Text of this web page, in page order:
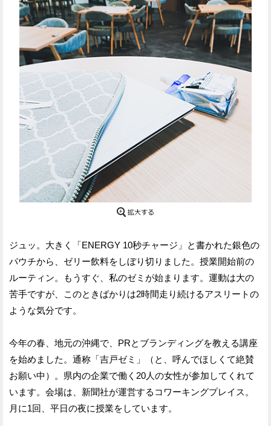
ジュッ。大きく「ENERGY 10秒チャージ」と書かれた銀色の
パウチから、ゼリー飲料をしぼり切りました。授業開始前の
ルーティン。もうすぐ、私のゼミが始まります。運動は大の
苦手ですが、このときばかりは2時間走り続けるアスリートの
ような気分です。
今年の春、地元の沖縄で、PRとブランディングを教える講座
を始めました。通称「吉戸ゼミ」（と、呼んでほしくて絶賛
お願い中）。県内の企業で働く20人の女性が参加してくれて
います。会場は、新聞社が運営するコワーキングプレイス。
月に1回、平日の夜に授業をしています。